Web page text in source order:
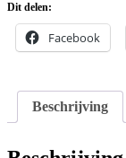
Dit delen:
Facebook
Beschrijving